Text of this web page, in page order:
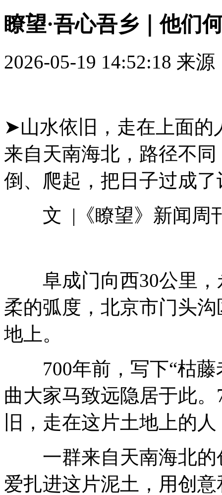
瞭望·吾心吾乡｜他们
2026-05-19 14:52:18 来
➤山水依旧，走在上面的
来自天南海北，路径不
倒、爬起，把日子过成
文 |《瞭望》新闻周
阜成门向西30公里，
柔的弧度，北京市门头
地上。
700年前，写下“枯藤
曲大家马致远隐居于此
旧，走在这片土地上的
一群来自天南海北的
爱扎进这片泥土，用创